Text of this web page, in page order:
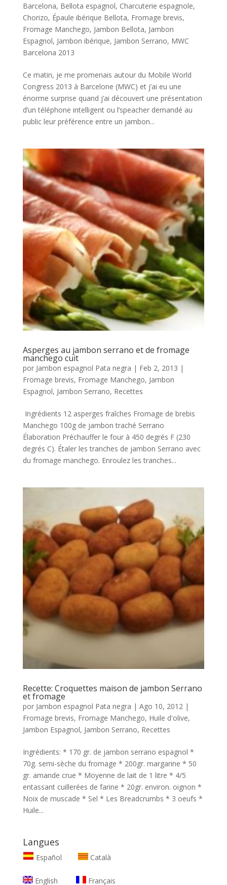
Barcelona, Bellota espagnol, Charcuterie espagnole,
Chorizo, Épaule ibérique Bellota, Fromage brevis,
Fromage Manchego, Jambon Bellota, Jambon
Espagnol, Jambon ibérique, Jambon Serrano, MWC
Barcelona 2013
Ce matin, je me promenais autour du Mobile World
Congress 2013 à Barcelone (MWC) et j’ai eu une
énorme surprise quand j’ai découvert une présentation
d’un téléphone intelligent ou l’speacher demandé au
public leur préférence entre un jambon...
Asperges au jambon serrano et de fromage
manchego cuit
por Jambon espagnol Pata negra | Feb 2, 2013 |
Fromage brevis, Fromage Manchego, Jambon
Espagnol, Jambon Serrano, Recettes
Ingrédients 12 asperges fraîches Fromage de brebis
Manchego 100g de jambon traché Serrano
Élaboration Préchauffer le four à 450 degrés F (230
degrés C). Étaler les tranches de jambon Serrano avec
du fromage manchego. Enroulez les tranches...
Recette: Croquettes maison de jambon Serrano
et fromage
por Jambon espagnol Pata negra | Ago 10, 2012|
Fromage brevis, Fromage Manchego, Huile d'olive,
Jambon Espagnol, Jambon Serrano, Recettes
Ingrédients: * 170 gr. de jambon serrano espagnol *
70g. semi-sèche du fromage * 200gr. margarine * 50
gr. amande crue * Moyenne de lait de 1 litre * 4/5
entassant cuillerées de farine * 20gr. environ. oignon *
Noix de muscade * Sel * Les Breadcrumbs * 3 oeufs *
Huile...
Langues
Español Català
English Français